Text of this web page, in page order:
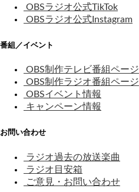
OBSラジオ公式TikTok
OBSラジオ公式Instagram
番組／イベント
OBS制作テレビ番組ページ
OBS制作ラジオ番組ページ
OBSイベント情報
キャンペーン情報
お問い合わせ
ラジオ過去の放送楽曲
ラジオ目安箱
ご意見・お問い合わせ